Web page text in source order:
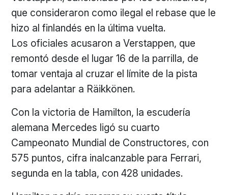
que consideraron como ilegal el rebase que le
hizo al finlandés en la última vuelta.
Los oficiales acusaron a Verstappen, que
remontó desde el lugar 16 de la parrilla, de
tomar ventaja al cruzar el límite de la pista
para adelantar a Räikkönen.
Con la victoria de Hamilton, la escudería
alemana Mercedes ligó su cuarto
Campeonato Mundial de Constructores, con
575 puntos, cifra inalcanzable para Ferrari,
segunda en la tabla, con 428 unidades.